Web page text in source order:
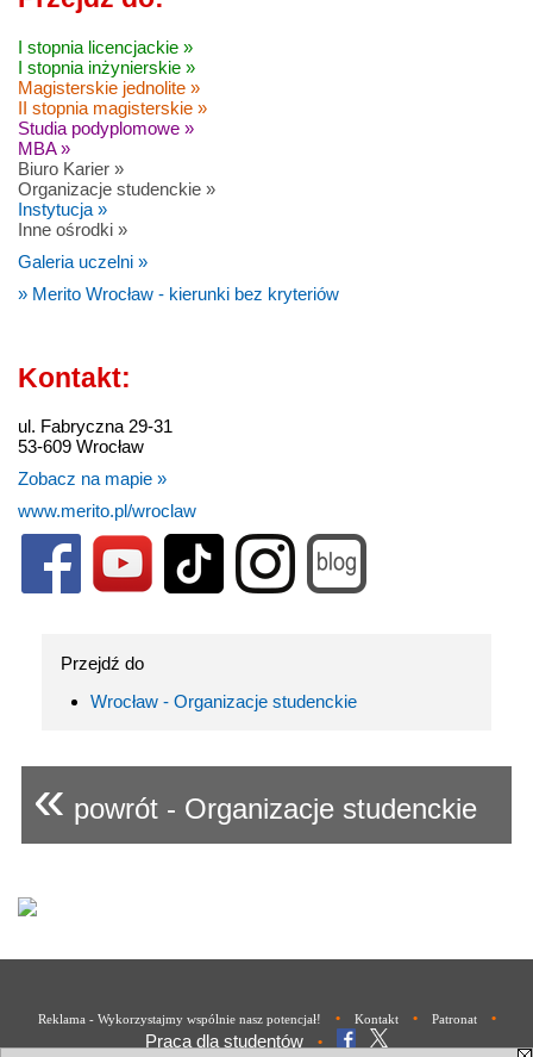
I stopnia licencjackie »
I stopnia inżynierskie »
Magisterskie jednolite »
II stopnia magisterskie »
Studia podyplomowe »
MBA »
Biuro Karier »
Organizacje studenckie »
Instytucja »
Inne ośrodki »
Galeria uczelni »
» Merito Wrocław - kierunki bez kryteriów
Kontakt:
ul. Fabryczna 29-31
53-609 Wrocław
Zobacz na mapie »
www.merito.pl/wroclaw
Przejdź do
Wrocław - Organizacje studenckie
« powrót - Organizacje studenckie
Reklama - Wykorzystajmy wspólnie nasz potencjał! • Kontakt • Patronat •
Praca dla studentów •